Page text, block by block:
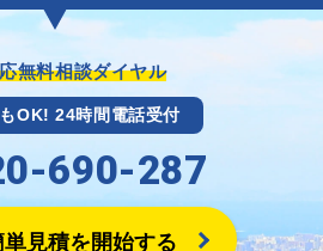
無料相談ダイヤル
OK! 24時間電話受付
690-287
見積を開始する